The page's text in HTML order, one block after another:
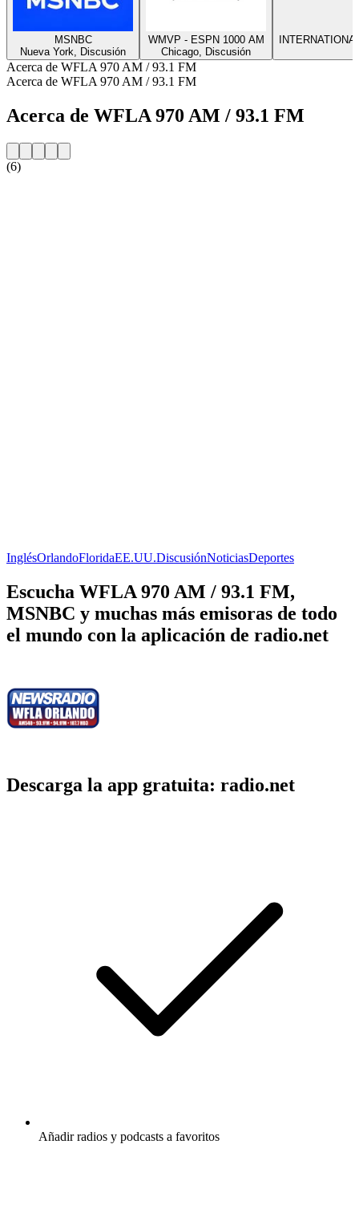
MSNBC
Nueva York, Discusión
WMVP - ESPN 1000 AM
Chicago, Discusión
Acerca de WFLA 970 AM / 93.1 FM
Acerca de WFLA 970 AM / 93.1 FM
Acerca de WFLA 970 AM / 93.1 FM
(6)
InglésOrlandoFloridaEE.UU.DiscusiónNoticiasDeportes
Escucha WFLA 970 AM / 93.1 FM,
MSNBC y muchas más emisoras de todo
el mundo con la aplicación de radio.net
Descarga la app gratuita: radio.net
Añadir radios y podcasts a favoritos